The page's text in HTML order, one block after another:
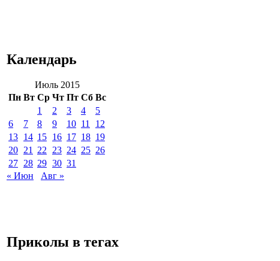
Календарь
Июль 2015
Пн Вт Ср Чт Пт Сб Вс
1
2 3 4
5
6
7 8 9 10 11
12
13 14 15 16 17 18 19
20 21 22 23 24 25 26
27 28 29 30 31
« Июн
Авг »
Приколы в тегах